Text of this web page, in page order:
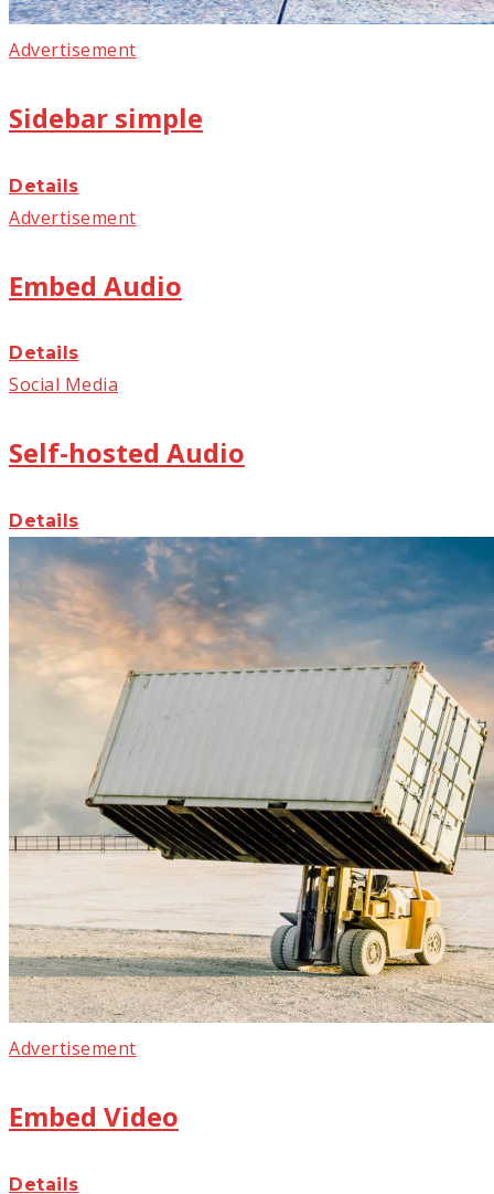
Advertisement
Sidebar simple
Details
Advertisement
Embed Audio
Details
Social Media
Self-hosted Audio
Details
Advertisement
Embed Video
Details